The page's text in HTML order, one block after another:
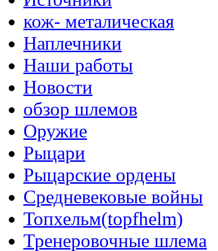
кож- металическая
Наплечники
Наши работы
Новости
обзор шлемов
Оружие
Рыцари
Рыцарские ордены
Средневековые войны
Топхельм(topfhelm)
Тренеровочные шлема